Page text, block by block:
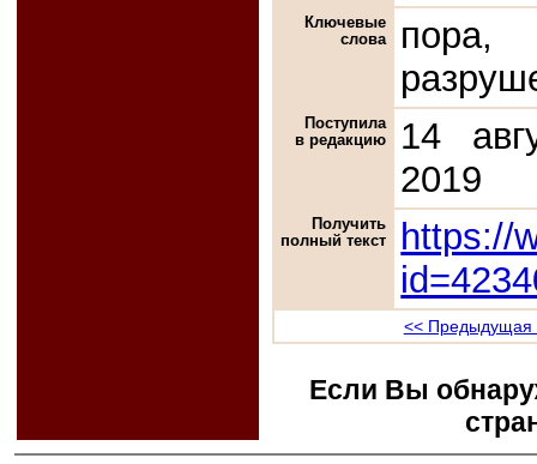
Ключевые
слова
пора,
Поступила
в редакцию
14
2019
Получить
полный текст
https://
<< Предыдущая
Если Вы